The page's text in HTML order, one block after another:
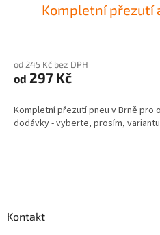
Kompletní přezutí
od 245 Kč bez DPH
od 297 Kč
Kompletní přezutí pneu v Brně pro
dodávky - vyberte, prosím,
Kontakt